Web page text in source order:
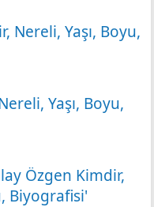
Nereli, Yaşı, Boyu,
Yaşı, Boyu,
Özgen Kimdir,
Biyografisi'